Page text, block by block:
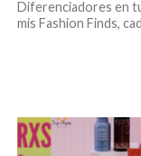
Diferenciadores en
mis Fashion Finds,